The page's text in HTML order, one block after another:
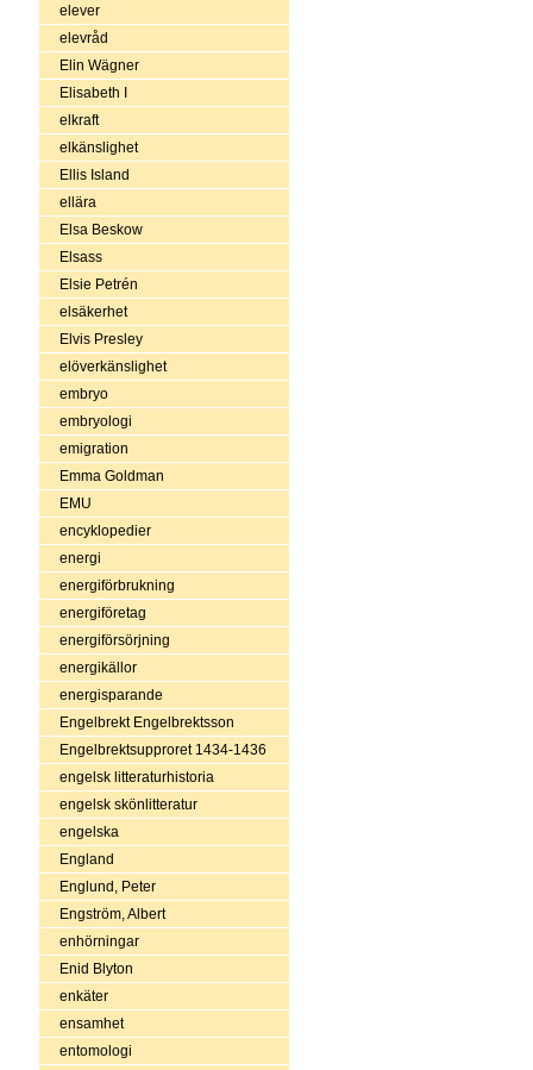
elever
elevråd
Elin Wägner
Elisabeth I
elkraft
elkänslighet
Ellis Island
ellära
Elsa Beskow
Elsass
Elsie Petrén
elsäkerhet
Elvis Presley
elöverkänslighet
embryo
embryologi
emigration
Emma Goldman
EMU
encyklopedier
energi
energiförbrukning
energiföretag
energiförsörjning
energikällor
energisparande
Engelbrekt Engelbrektsson
Engelbrektsupproret 1434-1436
engelsk litteraturhistoria
engelsk skönlitteratur
engelska
England
Englund, Peter
Engström, Albert
enhörningar
Enid Blyton
enkäter
ensamhet
entomologi